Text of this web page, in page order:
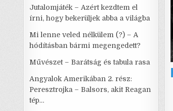
Jutalomjáték – Azért kezdtem el
írni, hogy bekerüljek abba a világba
Mi lenne veled nélkülem (?) – A
hódításban bármi megengedett?
Művészet – Barátság és tabula rasa
Angyalok Amerikában 2. rész:
Peresztrojka – Balsors, akit Reagan
tép…